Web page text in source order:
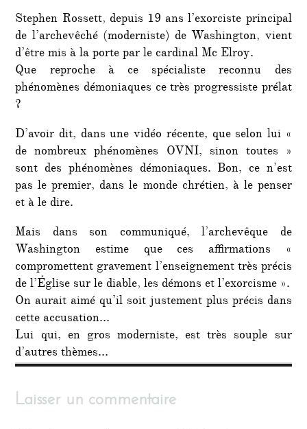
Stephen Rossett, depuis 19 ans l’exorciste principal
de l’archevêché (moderniste) de Washington, vient
d’être mis à la porte par le cardinal Mc Elroy.
Que reproche à ce spécialiste reconnu des
phénomènes démoniaques ce très progressiste prélat
?
D’avoir dit, dans une vidéo récente, que selon lui «
de nombreux phénomènes OVNI, sinon toutes »
sont des phénomènes démoniaques. Bon, ce n’est
pas le premier, dans le monde chrétien, à le penser
et à le dire.
Mais dans son communiqué, l’archevêque de
Washington estime que ces affirmations «
compromettent gravement l’enseignement très précis
de l’Église sur le diable, les démons et l’exorcisme ».
On aurait aimé qu’il soit justement plus précis dans
cette accusation…
Lui qui, en gros moderniste, est très souple sur
d’autres thèmes…
Laisser un commentaire